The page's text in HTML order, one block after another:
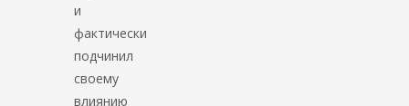
и
фактически
подчинил
своему
влиянию